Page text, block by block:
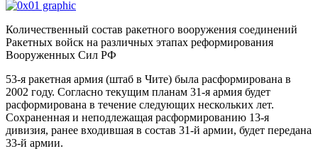
Количественный состав ракетного вооружения соединений
Ракетных войск на различных этапах реформирования
Вооруженных Сил РФ
53-я ракетная армия (штаб в Чите) была расформирована в
2002 году. Согласно текущим планам 31-я армия будет
расформирована в течение следующих нескольких лет.
Сохраненная и неподлежащая расформированию 13-я
дивизия, ранее входившая в состав 31-й армии, будет передана
33-й армии.